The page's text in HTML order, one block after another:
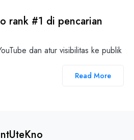
rank #1 di pencarian
dan atur visibilitas ke publik
Read More